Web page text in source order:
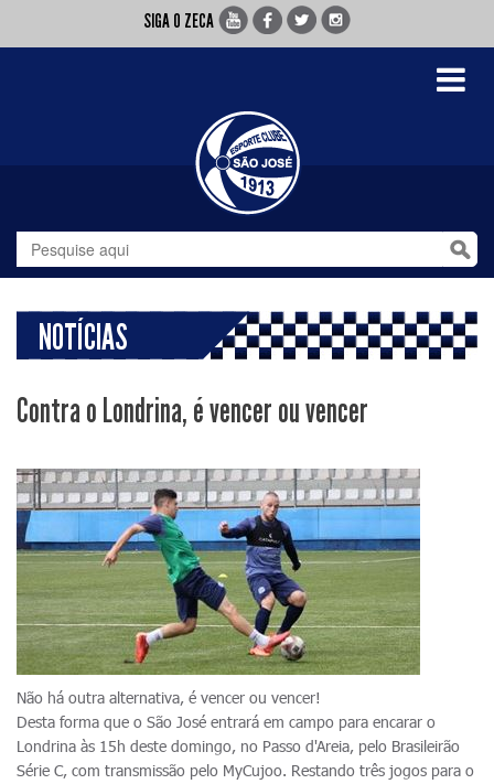
SIGA O ZECA
Toggle
NOTÍCIAS
Contra o Londrina, é vencer ou vencer
Não há outra alternativa, é vencer ou vencer!
Desta forma que o São José entrará em campo para encarar o
Londrina às 15h deste domingo, no Passo d'Areia, pelo Brasileirão
Série C, com transmissão pelo MyCujoo. Restando três jogos para o